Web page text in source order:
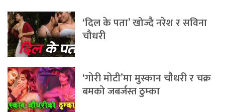
‘दिल के पता’ खोज्दै नरेश र सविना
चौधरी
‘गोरी मोटी’मा मुस्कान चौधरी र चक्र
बमको जबर्जस्त ठुम्का